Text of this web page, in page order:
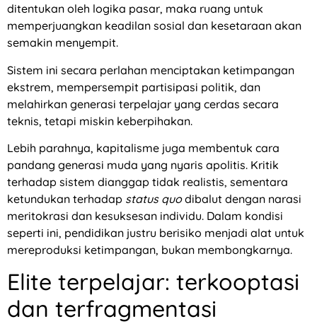
ditentukan oleh logika pasar, maka ruang untuk
memperjuangkan keadilan sosial dan kesetaraan akan
semakin menyempit.
Sistem ini secara perlahan menciptakan ketimpangan
ekstrem, mempersempit partisipasi politik, dan
melahirkan generasi terpelajar yang cerdas secara
teknis, tetapi miskin keberpihakan.
Lebih parahnya, kapitalisme juga membentuk cara
pandang generasi muda yang nyaris apolitis. Kritik
terhadap sistem dianggap tidak realistis, sementara
ketundukan terhadap status quodibalut dengan narasi
meritokrasi dan kesuksesan individu. Dalam kondisi
seperti ini, pendidikan justru berisiko menjadi alat untuk
mereproduksi ketimpangan, bukan membongkarnya.
Elite terpelajar: terkooptasi
dan terfragmentasi